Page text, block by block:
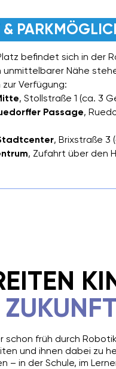
befindet sich in der
unmittelbarer Nähe
Verfügung:
, Stollstraße 1 (ca. 3
Passage,
, Brixstraße 3
, Zufahrt über den
schon früh durch
und ihnen dabei zu
– in der Schule, im